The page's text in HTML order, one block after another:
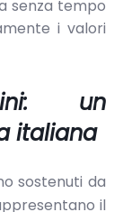
senza tempo
i valori
un
italiana
sostenuti da
il